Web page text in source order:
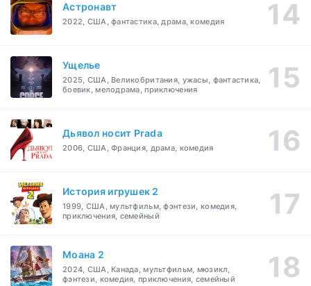
Астронавт
2022, США, фантастика, драма, комедия
Ущелье
2025, США, Великобритания, ужасы, фантастика,
боевик, мелодрама, приключения
Дьявол носит Prada
2006, США, Франция, драма, комедия
История игрушек 2
1999, США, мультфильм, фэнтези, комедия,
приключения, семейный
Моана 2
2024, США, Канада, мультфильм, мюзикл,
фэнтези, комедия, приключения, семейный